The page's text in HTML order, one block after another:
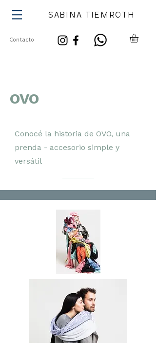
Contacto
SABINA TIEMROTH
OVO
Conocé la historia de OVO, una
prenda - accesorio simple y
versátil